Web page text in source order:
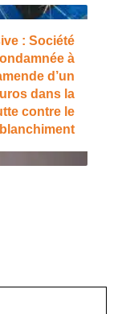
: Société
à
d’un
dans la
contre le
blanchiment